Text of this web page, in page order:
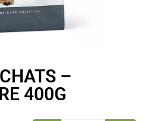
–
400G